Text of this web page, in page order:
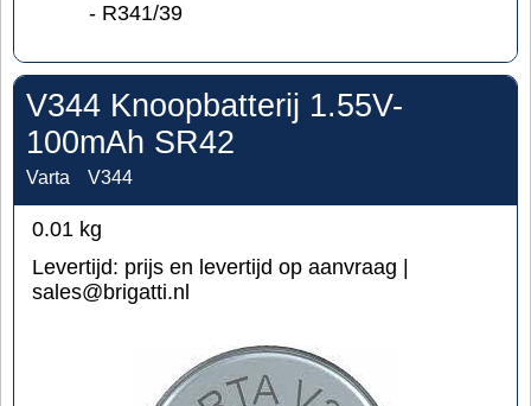
- R341/39
V344 Knoopbatterij 1.55V-
100mAh SR42
Varta V344
0.01 kg
Levertijd: prijs en levertijd op aanvraag |
sales@brigatti.nl